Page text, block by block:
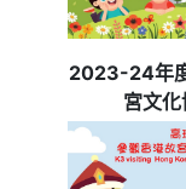
2023-24年
宮文